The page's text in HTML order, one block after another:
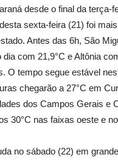
desde o final da terça-
sexta-feira (21) foi
Antes das 6h, São
com 21,9°C e Altônia
O tempo segue estável
chegarão a 27°C em
dos Campos Gerais e
30°C nas faixas oeste e
no sábado (22) em